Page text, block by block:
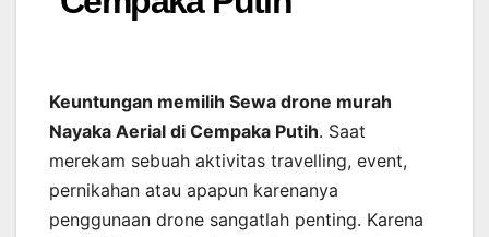
Keuntungan memilih Sewa drone murah
Nayaka Aerial di Cempaka Putih. Saat
merekam sebuah aktivitas travelling, event,
pernikahan atau apapun karenanya
penggunaan drone sangatlah penting. Karena